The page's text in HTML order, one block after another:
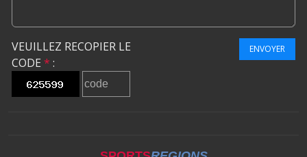
VEUILLEZ RECOPIER LE
CODE * :
ENVOYER